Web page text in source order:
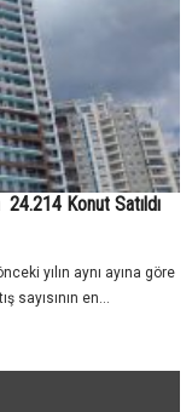
24.214 Konut Satıldı
yılın aynı ayına göre
sayısının en...